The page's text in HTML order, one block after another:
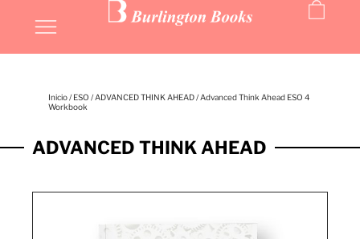
Inicio/ ESO / ADVANCED THINK AHEAD/ Advanced Think Ahead ESO 4
Workbook
ADVANCED THINK AHEAD